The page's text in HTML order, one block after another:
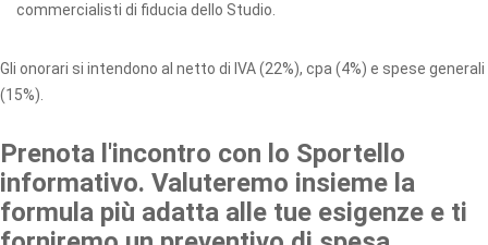
commercialisti di fiducia dello Studio.
Gli onorari si intendono al netto di IVA (22%), cpa (4%) e spese generali
(15%).
Prenota l'incontro con lo Sportello
informativo. Valuteremo insieme la
formula più adatta alle tue esigenze e ti